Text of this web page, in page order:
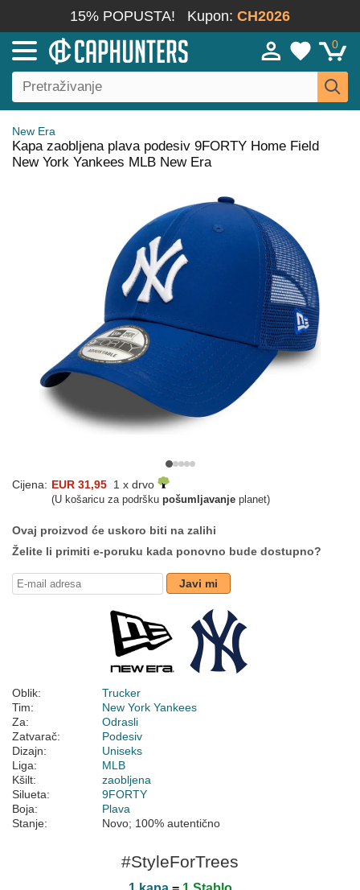
15% POPUSTA! Kupon: CH2026
0
New Era
Kapa zaobljena plava podesiv 9FORTY Home Field
New York Yankees MLB New Era
Cijena: EUR 31,95 1 x drvo
(U košaricu za podršku pošumljavanje planet)
Ovaj proizvod će uskoro biti na zalihi
Želite li primiti e-poruku kada ponovno bude dostupno?
Javi mi
Oblik:
Trucker
Tim:
New York Yankees
Za:
Odrasli
Zatvarač:
Podesiv
Dizajn:
Uniseks
Liga:
MLB
Kšilt:
zaobljena
Silueta:
9FORTY
Boja:
Plava
Stanje:
Novo; 100% autentično
#StyleForTrees